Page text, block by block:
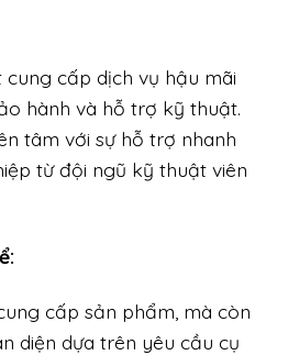
cung cấp dịch vụ hậu mãi
hành và hỗ trợ kỹ thuật.
tâm với sự hỗ trợ nhanh
từ đội ngũ kỹ thuật viên
cấp sản phẩm, mà còn
diện dựa trên yêu cầu cụ